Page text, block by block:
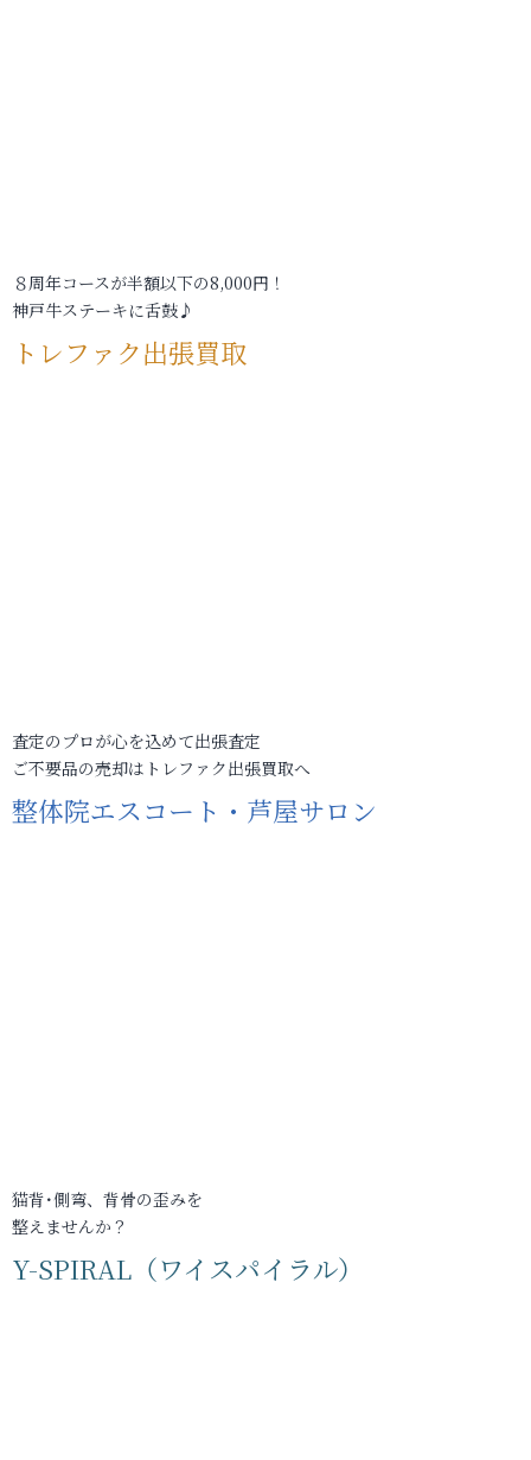
８周年コースが半額以下の8,000円！
神戸牛ステーキに舌鼓♪
トレファク出張買取
査定のプロが心を込めて出張査定
ご不要品の売却はトレファク出張買取へ
整体院エスコート・芦屋サロン
猫背･側弯、背骨の歪みを
整えませんか？
Y-SPIRAL（ワイスパイラル）